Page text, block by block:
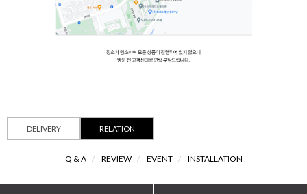
DELIVERY RELATION
Q & A / REVIEW / EVENT / INSTALLATION